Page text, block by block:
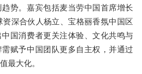
势。嘉宾包括麦当劳中国首席增长
深合伙人杨立、宝格丽香氛中国区
国消费者更关注体验、文化共鸣与
赋予中国团队更多自主权，并通过
最大化。